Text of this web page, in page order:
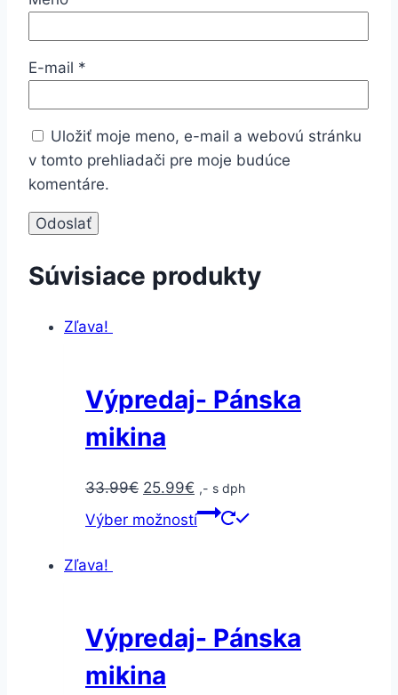
E-mail *
Uložiť moje meno, e-mail a webovú stránku
v tomto prehliadači pre moje budúce
komentáre.
Súvisiace produkty
Zľava!
Výpredaj- Pánska
mikina
33.99€ 25.99€ ,- s dph
Výber možností
Zľava!
Výpredaj- Pánska
mikina